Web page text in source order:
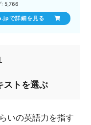
: 5,766
で詳細を見る
ストを選ぶ
いの英語力を指す